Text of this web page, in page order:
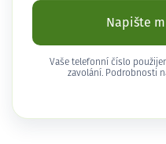
Napište
Vaše telefonní číslo
zavolání. Podrobnosti